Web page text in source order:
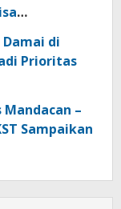
Damai di
Prioritas
–
Sampaikan